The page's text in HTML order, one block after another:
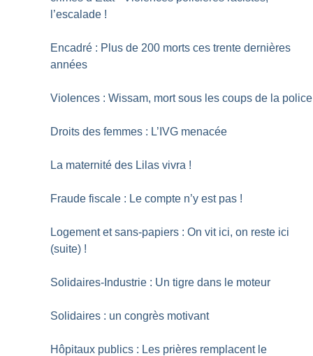
l’escalade !
Encadré : Plus de 200 morts ces trente dernières
années
Violences : Wissam, mort sous les coups de la police
Droits des femmes : L’IVG menacée
La maternité des Lilas vivra !
Fraude fiscale : Le compte n’y est pas !
Logement et sans-papiers : On vit ici, on reste ici
(suite) !
Solidaires-Industrie : Un tigre dans le moteur
Solidaires : un congrès motivant
Hôpitaux publics : Les prières remplacent le